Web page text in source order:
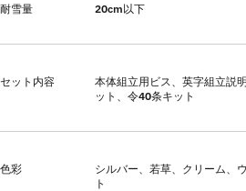
耐雪量 20cm以下
セット内容
本体組立用ビス、英字組立説
ット、令40条キット
色彩
シルバー、若草、クリーム、
ト